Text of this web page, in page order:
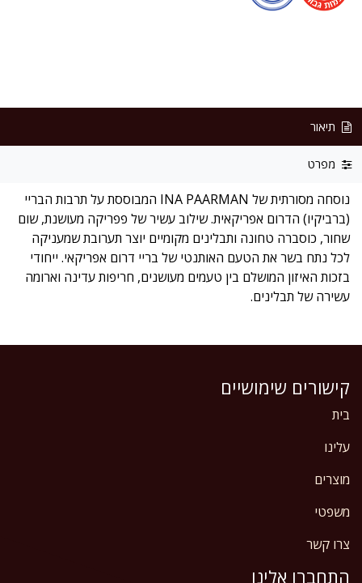
תיאור
מפרט
נוסחה מסורתית של INA PAARMAN המבוססת על תרבות הבריי
(ברביקיו) הדרום אפריקאית. שילוב עשיר של פפריקה מעושנת, שום
שחור, כוסברה טחונה ותבלינים מקומיים יוצר תערובת שמעניקה
לכל נתח בשר את הטעם האותנטי של בריי דרום אפריקאי. ייחודי
בזכות האיזון המושלם בין טעמים מעושנים, חריפות עדינה וארומה
עשירה של תבלינים.
קישורים שימושיים
בית
עלינו
מוצרים
משפטי
צרו קשר
התחברו אלינו